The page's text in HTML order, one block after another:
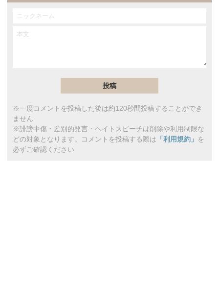
※一度コメントを投稿した後は約120秒間投稿することができ
ません
※誹謗中傷・差別的発言・ヘイトスピーチは削除や利用制限な
どの対象となります。コメントを投稿する際は 「利用規約」 を
必ずご確認ください